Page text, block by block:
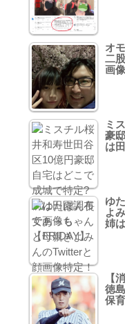
オ
二
画
ミ
豪
は
ゆ
よ
姉
【
徳
保